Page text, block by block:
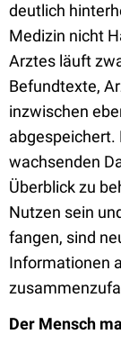
deutlich
Medizin nicht
Arztes läuft
Befundtexte,
inzwischen
abgespeichert.
wachsenden
Überblick zu
Nutzen sein
fangen, sind
Informationen
Der Mensch